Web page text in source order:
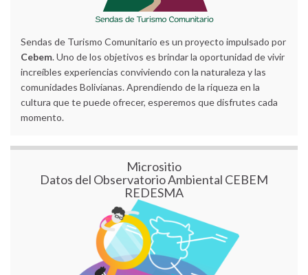
Sendas de Turismo Comunitario es un proyecto impulsado por
Cebem. Uno de los objetivos es brindar la oportunidad de vivir
increíbles experiencias conviviendo con la naturaleza y las
comunidades Bolivianas. Aprendiendo de la riqueza en la
cultura que te puede ofrecer, esperemos que disfrutes cada
momento.
Micrositio
Datos del Observatorio Ambiental CEBEM
REDESMA